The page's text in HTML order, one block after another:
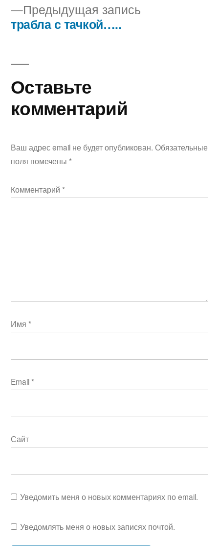
записям
Предыдущая запись
трабла с тачкой…..
Оставьте
комментарий
Ваш адрес email не будет опубликован. Обязательные
поля помечены *
Комментарий *
Имя *
Email *
Сайт
Уведомить меня о новых комментариях по email.
Уведомлять меня о новых записях почтой.